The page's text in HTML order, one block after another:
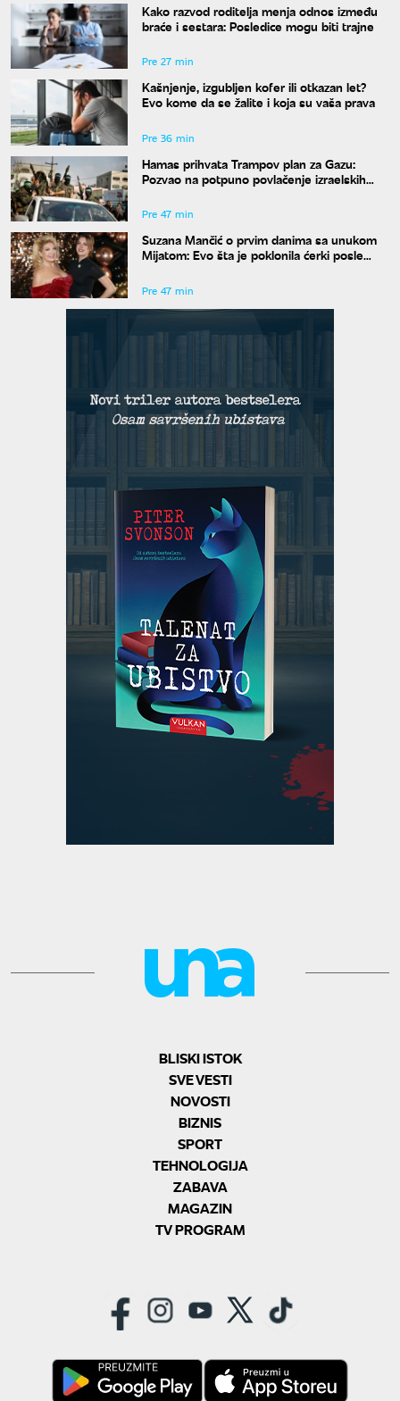
Kako razvod roditelja menja odnos između
braće i sestara: Posledice mogu biti trajne
Pre 27 min
Kašnjenje, izgubljen kofer ili otkazan let?
Evo kome da se žalite i koja su vaša prava
Pre 36 min
Hamas prihvata Trampov plan za Gazu:
Pozvao na potpuno povlačenje izraelskih
Pre 47 min
Suzana Mančić o prvim danima sa unukom
Mijatom: Evo šta je poklonila ćerki posle
Pre 47 min
BLISKI ISTOK
SVE VESTI
NOVOSTI
BIZNIS
SPORT
TEHNOLOGIJA
ZABAVA
MAGAZIN
TV PROGRAM